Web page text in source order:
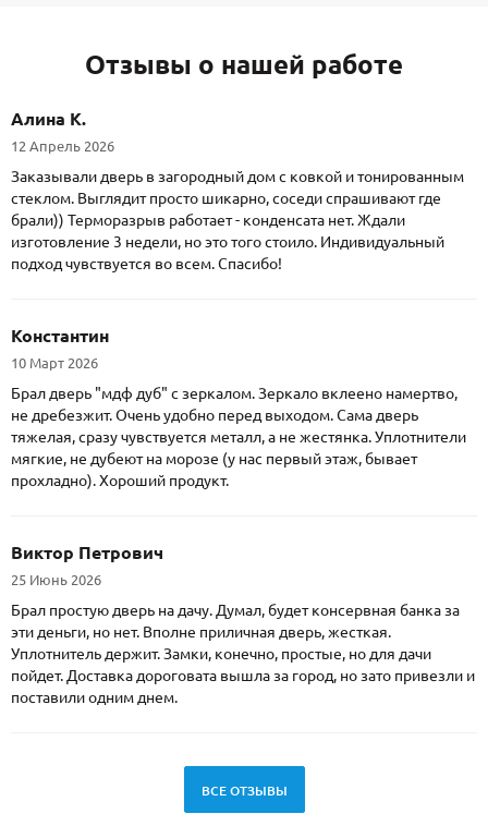
Отзывы о нашей работе
Алина К.
12 Апрель 2026
Заказывали дверь в загородный дом с ковкой и тонированным
стеклом. Выглядит просто шикарно, соседи спрашивают где
брали)) Терморазрыв работает - конденсата нет. Ждали
изготовление 3 недели, но это того стоило. Индивидуальный
подход чувствуется во всем. Спасибо!
Константин
10 Март 2026
Брал дверь "мдф дуб" с зеркалом. Зеркало вклеено намертво,
не дребезжит. Очень удобно перед выходом. Сама дверь
тяжелая, сразу чувствуется металл, а не жестянка. Уплотнители
мягкие, не дубеют на морозе (у нас первый этаж, бывает
прохладно). Хороший продукт.
Виктор Петрович
25 Июнь 2026
Брал простую дверь на дачу. Думал, будет консервная банка за
эти деньги, но нет. Вполне приличная дверь, жесткая.
Уплотнитель держит. Замки, конечно, простые, но для дачи
пойдет. Доставка дороговата вышла за город, но зато привезли и
поставили одним днем.
ВСЕ ОТЗЫВЫ